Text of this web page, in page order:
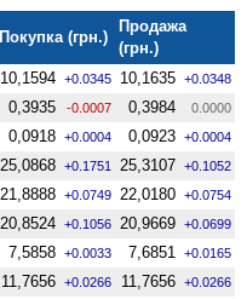
Покупка (грн.)
Продажа
(грн.)
10,1594 +0.0345 10,1635 +0.0348
0,3935 -0.0007 0,3984 0.0000
0,0918 +0.0004 0,0923 +0.0004
25,0868 +0.1751 25,3107 +0.1052
21,8888 +0.0749 22,0180 +0.0754
20,8524 +0.1056 20,9669 +0.0699
7,5858 +0.0033 7,6851 +0.0165
11,7656 +0.0266 11,7656 +0.0266